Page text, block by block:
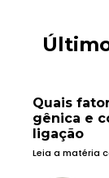
Quais
gênica e
ligação
Leia a matéria